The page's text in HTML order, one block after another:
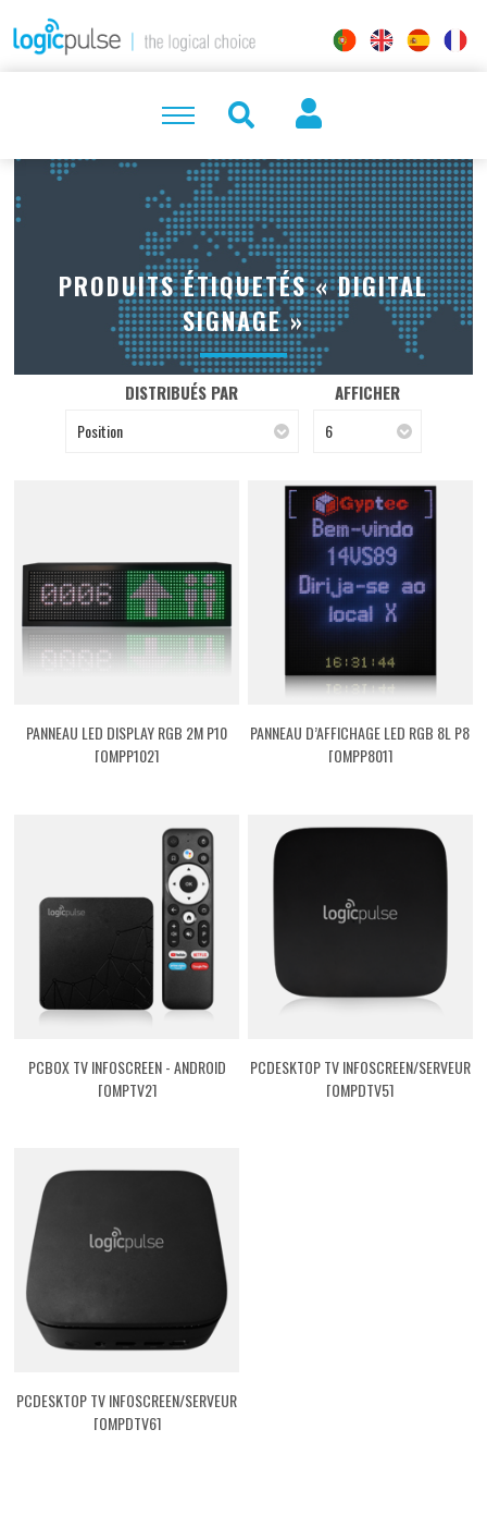
PRODUITS ÉTIQUETÉS « DIGITAL
SIGNAGE »
DISTRIBUÉS PAR
Position
AFFICHER
6
PANNEAU LED DISPLAY RGB 2M P10
[QMPP102]
PANNEAU D’AFFICHAGE LED RGB 8L P8
[QMPP801]
PCBOX TV INFOSCREEN - ANDROID
[QMPTV2]
PCDESKTOP TV INFOSCREEN/SERVEUR
[QMPDTV5]
PCDESKTOP TV INFOSCREEN/SERVEUR
[QMPDTV6]